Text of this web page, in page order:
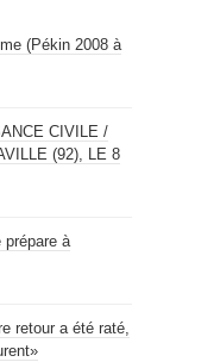
(Pékin 2008 à
CIVILE /
(92), LE 8
prépare à
retour a été raté,